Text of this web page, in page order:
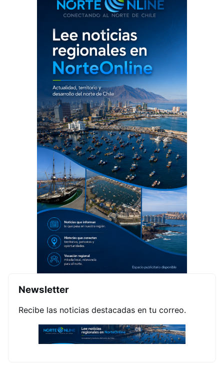
Newsletter
Recibe las noticias destacadas en tu correo.